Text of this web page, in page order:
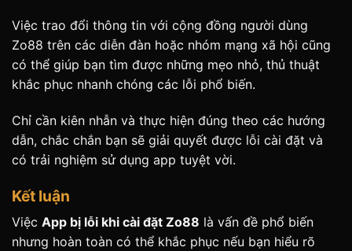
Việc trao đổi thông tin với cộng đồng người dùng
Zo88 trên các diễn đàn hoặc nhóm mạng xã hội cũng
có thể giúp bạn tìm được những mẹo nhỏ, thủ thuật
khắc phục nhanh chóng các lỗi phổ biến.
Chỉ cần kiên nhẫn và thực hiện đúng theo các hướng
dẫn, chắc chắn bạn sẽ giải quyết được lỗi cài đặt và
có trải nghiệm sử dụng app tuyệt vời.
Kết luận
Việc App bị lỗi khi cài đặt Zo88 là vấn đề phổ biến
nhưng hoàn toàn có thể khắc phục nếu bạn hiểu rõ